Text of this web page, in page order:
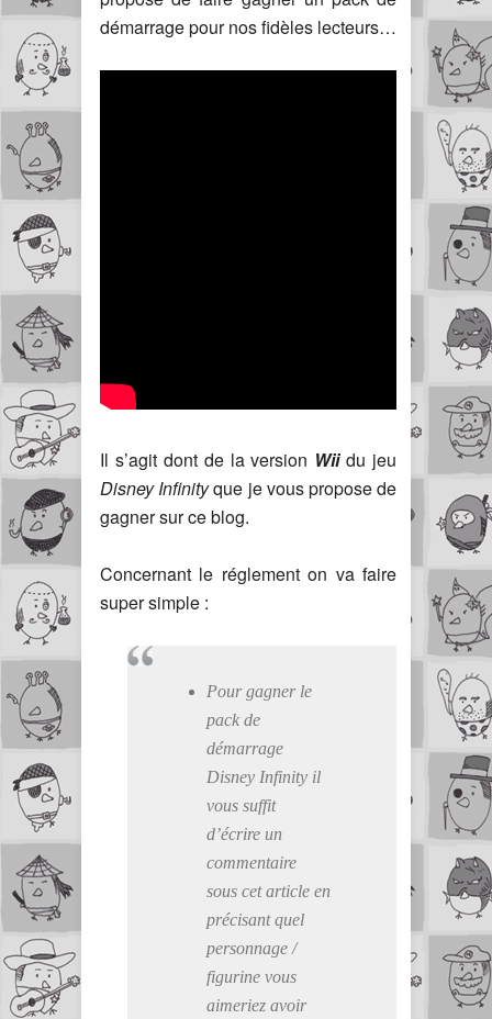
démarrage pour nos fidèles lecteurs…
Il s’agit dont de la version Wii du jeu
Disney Infinityque je vous propose de
gagner sur ce blog.
Concernant le réglement on va faire
super simple :
Pour gagner le
pack de
démarrage
Disney Infinity il
vous suffit
d’écrire un
commentaire
sous cet article en
précisant quel
personnage /
figurine vous
aimeriez avoir